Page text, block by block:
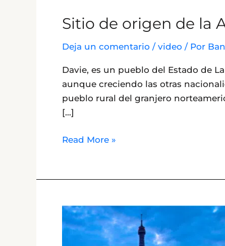
Sitio de origen de la
Deja un comentario / video / Por
Davie, es un pueblo del Estado de
aunque creciendo las otras
pueblo rural del granjero
[…]
Sitio
origen
Agencia
Read More »
Francia
&